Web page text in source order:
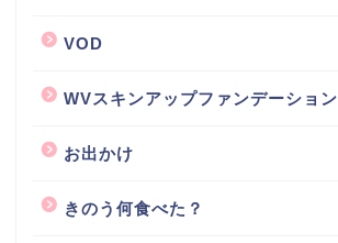
VOD
WVスキンアップファンデーション
お出かけ
きのう何食べた？